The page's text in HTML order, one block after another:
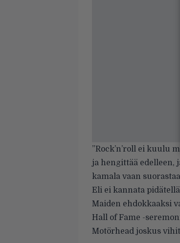
”Rock’n’roll ei kuulu
ja hengittää edelleen,
kamala vaan
Eli ei kannata
Maiden ehdokkaaksi
Hall of Fame -
Motörhead joskus